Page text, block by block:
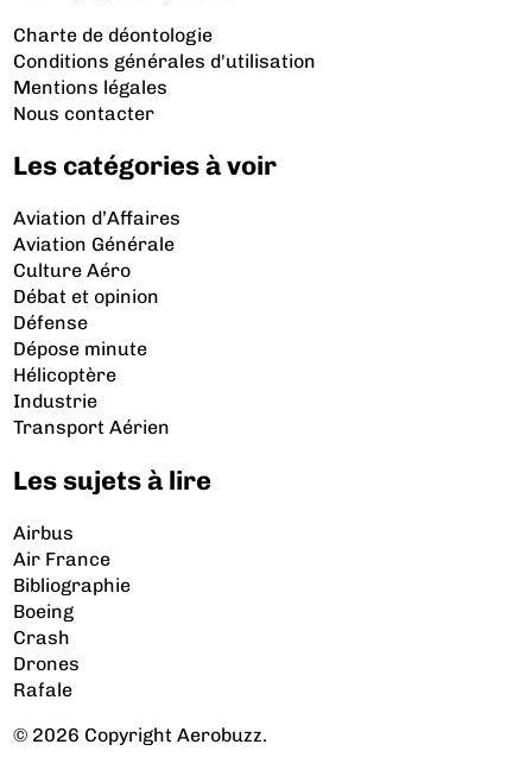
Charte de déontologie
Conditions générales d'utilisation
Mentions légales
Nous contacter
Les catégories à voir
Aviation d’Affaires
Aviation Générale
Culture Aéro
Débat et opinion
Défense
Dépose minute
Hélicoptère
Industrie
Transport Aérien
Les sujets à lire
Airbus
Air France
Bibliographie
Boeing
Crash
Drones
Rafale
© 2026 Copyright Aerobuzz.